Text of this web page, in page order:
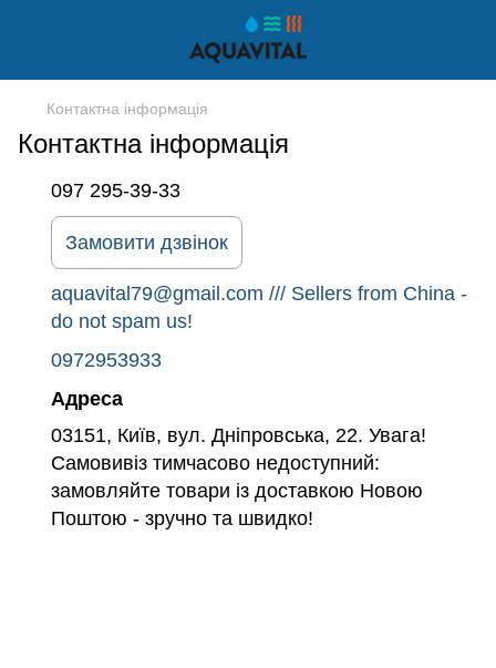
Контактна інформація
Контактна інформація
097 295-39-33
Замовити дзвінок
aquavital79@gmail.com /// Sellers from China -
do not spam us!
0972953933
Адреса
03151, Київ, вул. Дніпровська, 22. Увага!
Самовивіз тимчасово недоступний:
замовляйте товари із доставкою Новою
Поштою - зручно та швидко!